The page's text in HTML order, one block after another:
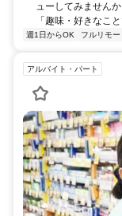
ューしてみません
「趣味・好きなこ
週1日からOK フルリモー
アルバイト・パート